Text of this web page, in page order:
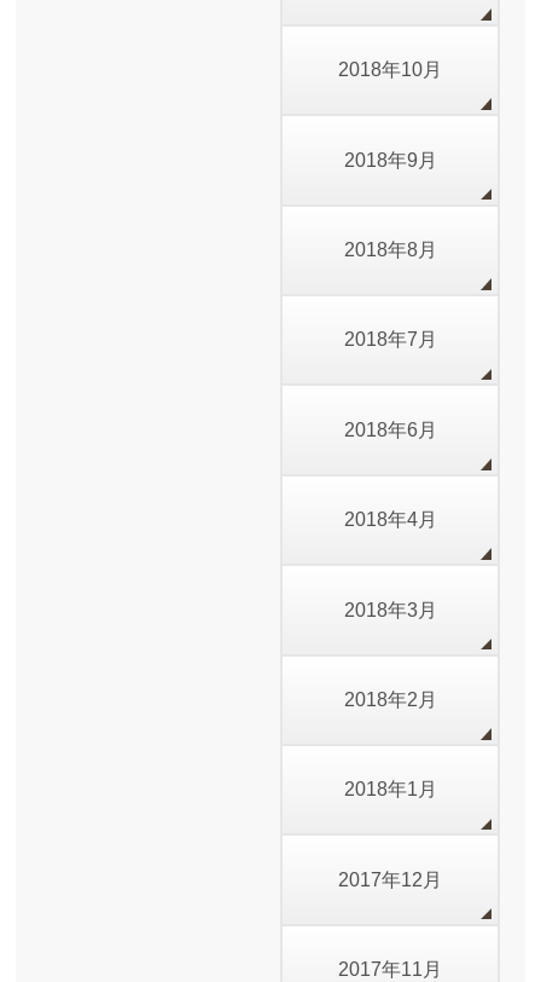
2018年10月
2018年9月
2018年8月
2018年7月
2018年6月
2018年4月
2018年3月
2018年2月
2018年1月
2017年12月
2017年11月